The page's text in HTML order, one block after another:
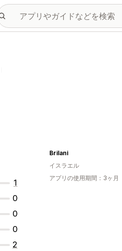
1
0
0
0
2
Brilani
イスラエル
アプリの使用期間：3ヶ月